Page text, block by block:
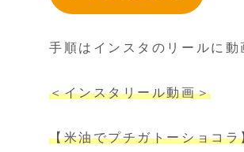
手順はインスタのリールに
＜インスタリール動画＞
【米油でプチガトーショコラ